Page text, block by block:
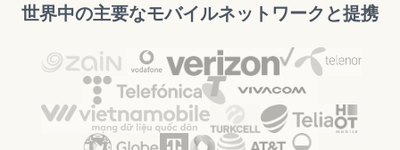
世界中の主要なモバイルネットワークと提携